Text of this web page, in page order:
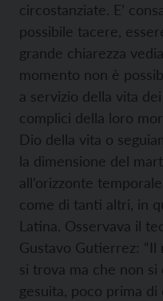
circostanziate. E’
possibile tacere,
grande chiarezza
momento non è
a servizio della vita
complici della loro
Dio della vita o
la dimensione del
all’orizzonte
come di tanti altri, in
Latina. Osservava il
Gustavo Gutierrez:
si trova ma che non si
gesuita, poco prima di